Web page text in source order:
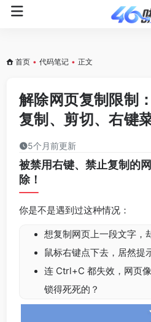
首页 • 代码笔记 • 正文
解除网页复制限制
复制、剪切、右键
5个月前更新
被禁用右键、禁止复制的
除！
你是不是遇到过这种情况：
想复制网页上一段文字，
鼠标右键点下去，居然提
连 Ctrl+C 都失效，网页
锁得死死的？